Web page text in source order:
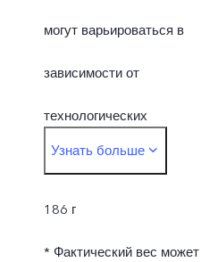
могут варьироваться в
зависимости от
технологических
процессов, метода
измерения и
характеристик
Узнать больше
186 г
* Фактический вес может